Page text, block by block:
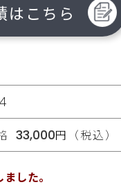
はこちら
33,000円（税込）
した。